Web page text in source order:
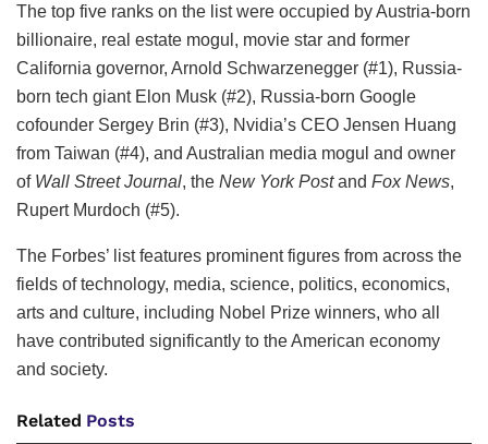
The top five ranks on the list were occupied by Austria-born
billionaire, real estate mogul, movie star and former
California governor, Arnold Schwarzenegger (#1), Russia-
born tech giant Elon Musk (#2), Russia-born Google
cofounder Sergey Brin (#3), Nvidia’s CEO Jensen Huang
from Taiwan (#4), and Australian media mogul and owner
of Wall Street Journal, the New York Postand Fox News,
Rupert Murdoch (#5).
The Forbes’ list features prominent figures from across the
fields of technology, media, science, politics, economics,
arts and culture, including Nobel Prize winners, who all
have contributed significantly to the American economy
and society.
Related Posts